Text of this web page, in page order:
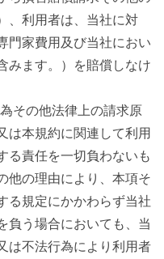
、利用者は、当社に対
門家費用及び当社におい
みます。）を賠償しなけ
その他法律上の請求原
は本規約に関連して利用
る責任を一切負わないも
他の理由により、本項そ
る規定にかかわらず当社
負う場合においても、当
は不法行為により利用者